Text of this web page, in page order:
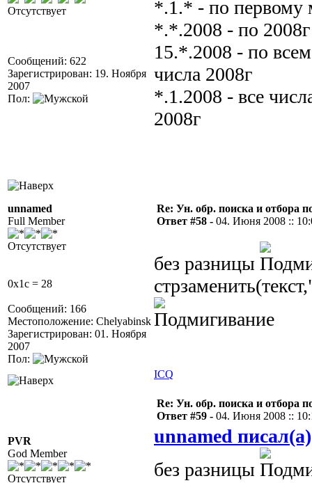
Отсутствует
Сообщений: 622
Зарегистрирован: 19. Ноября
2007
Пол:
*.1.* - по первому
*.*.2008 - по 2008г
15.*.2008 - по
числа 2008г
*.1.2008 - все
2008г
unnamed
Full Member
Отсутствует
0x1c = 28
Сообщений: 166
Местоположение: Chelyabinsk
Зарегистрирован: 01. Ноября
2007
Пол:
Re: Ун. обр. поиска и отбора
Ответ #58 - 04. Июня 2008 ::
без разницы
ICQ
PVR
God Member
Отсутствует
Re: Ун. обр. поиска и отбора
Ответ #59 - 04. Июня 2008 ::
unnamed писал(а)
без разницы